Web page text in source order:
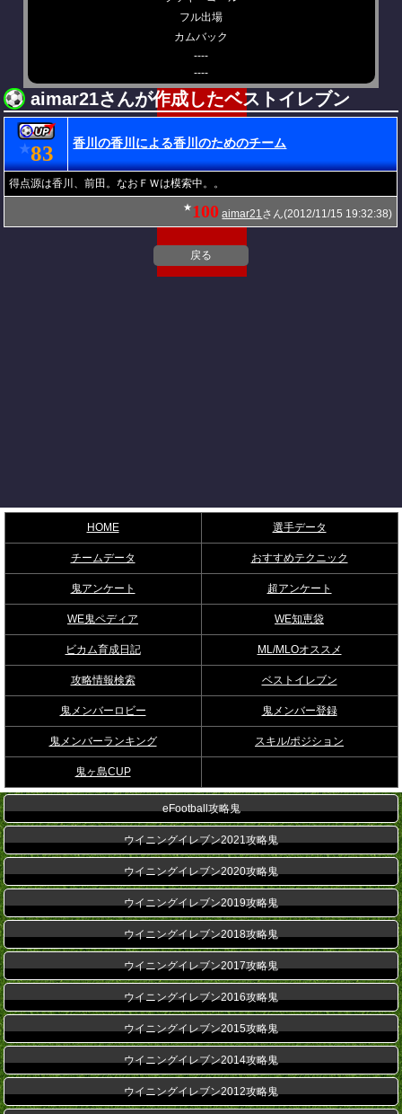
フル出場
カムバック
----
----
aimar21さんが作成したベストイレブン
★83 香川の香川による香川のためのチーム
得点源は香川、前田。なおＦＷは模索中。。
★100 aimar21さん(2012/11/15 19:32:38)
戻る
HOME 選手データ
チームデータ おすすめテクニック
鬼アンケート 超アンケート
WE鬼ペディア WE知恵袋
ビカム育成日記 ML/MLOオススメ
攻略情報検索 ベストイレブン
鬼メンバーロビー 鬼メンバー登録
鬼メンバーランキング スキル/ポジション
鬼ヶ島CUP
eFootball攻略鬼
ウイニングイレブン2021攻略鬼
ウイニングイレブン2020攻略鬼
ウイニングイレブン2019攻略鬼
ウイニングイレブン2018攻略鬼
ウイニングイレブン2017攻略鬼
ウイニングイレブン2016攻略鬼
ウイニングイレブン2015攻略鬼
ウイニングイレブン2014攻略鬼
ウイニングイレブン2012攻略鬼